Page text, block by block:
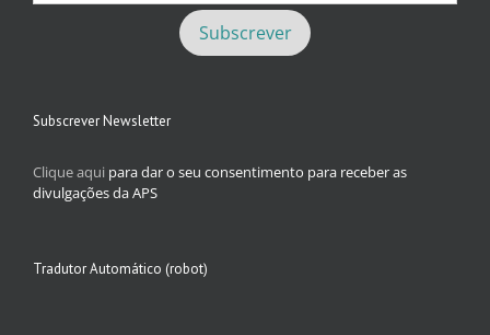
Subscrever Newsletter
Clique aqui para dar o seu consentimento para receber as
divulgações da APS
Tradutor Automático (robot)